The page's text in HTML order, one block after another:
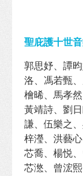
聖庇護十世
郭思妤、譚
洛、馮若甄
檜晞、馬孝
黃靖詩、劉
謙、伍樂之
梓瀅、洪藝
芯喬、楊悦
芯滺、曾浤